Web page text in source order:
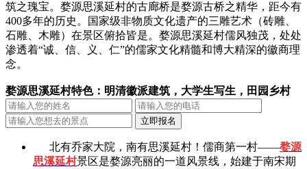
筑之瑰宝。婺源思溪延村的古廊桥是婺源古桥之精华，距今有
400多年的历史。国家级非物质文化遗产的三雕艺术（砖雕、
石雕、木雕）在景区俯拾皆是。婺源思溪延村儒风独茂，处处
渗透着“诚、信、义、仁”的儒家文化精髓和博大精深的徽商理
念。
婺源思溪延村特色：明清徽派建筑，大学生写生，田园乡村
北有乔家大院，南有思溪延村！儒商第一村——婺源
思溪延村景区是婺源亮丽的一道风景线，始建于南宋期